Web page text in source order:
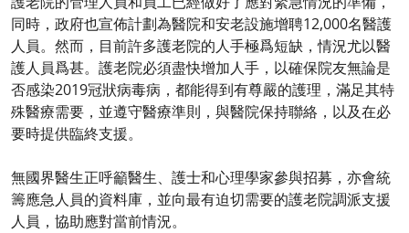
同時，政府也宣佈計劃為醫院和安老設施增聘12,000名醫護
人員。然而，目前許多護老院的人手極爲短缺，情況尤以醫
護人員爲甚。護老院必須盡快增加人手，以確保院友無論是
否感染2019冠狀病毒病，都能得到有尊嚴的護理，滿足其特
殊醫療需要，並遵守醫療準則，與醫院保持聯絡，以及在必
要時提供臨終支援。
無國界醫生正呼籲醫生、護士和心理學家參與招募，亦會統
籌應急人員的資料庫，並向最有迫切需要的護老院調派支援
人員，協助應對當前情況。